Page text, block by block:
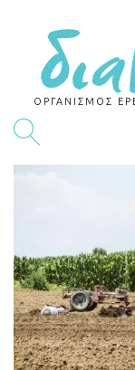
ΟΡΓΑΝΙΣΜΟΣ